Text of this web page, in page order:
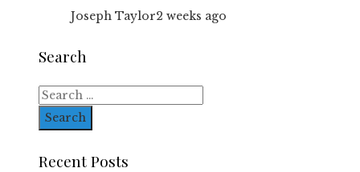
Joseph Taylor2 weeks ago
Search
Search
for:
Recent Posts